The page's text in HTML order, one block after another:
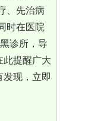
、先治病
时在医院
诊所，导
此提醒广大
发现，立即